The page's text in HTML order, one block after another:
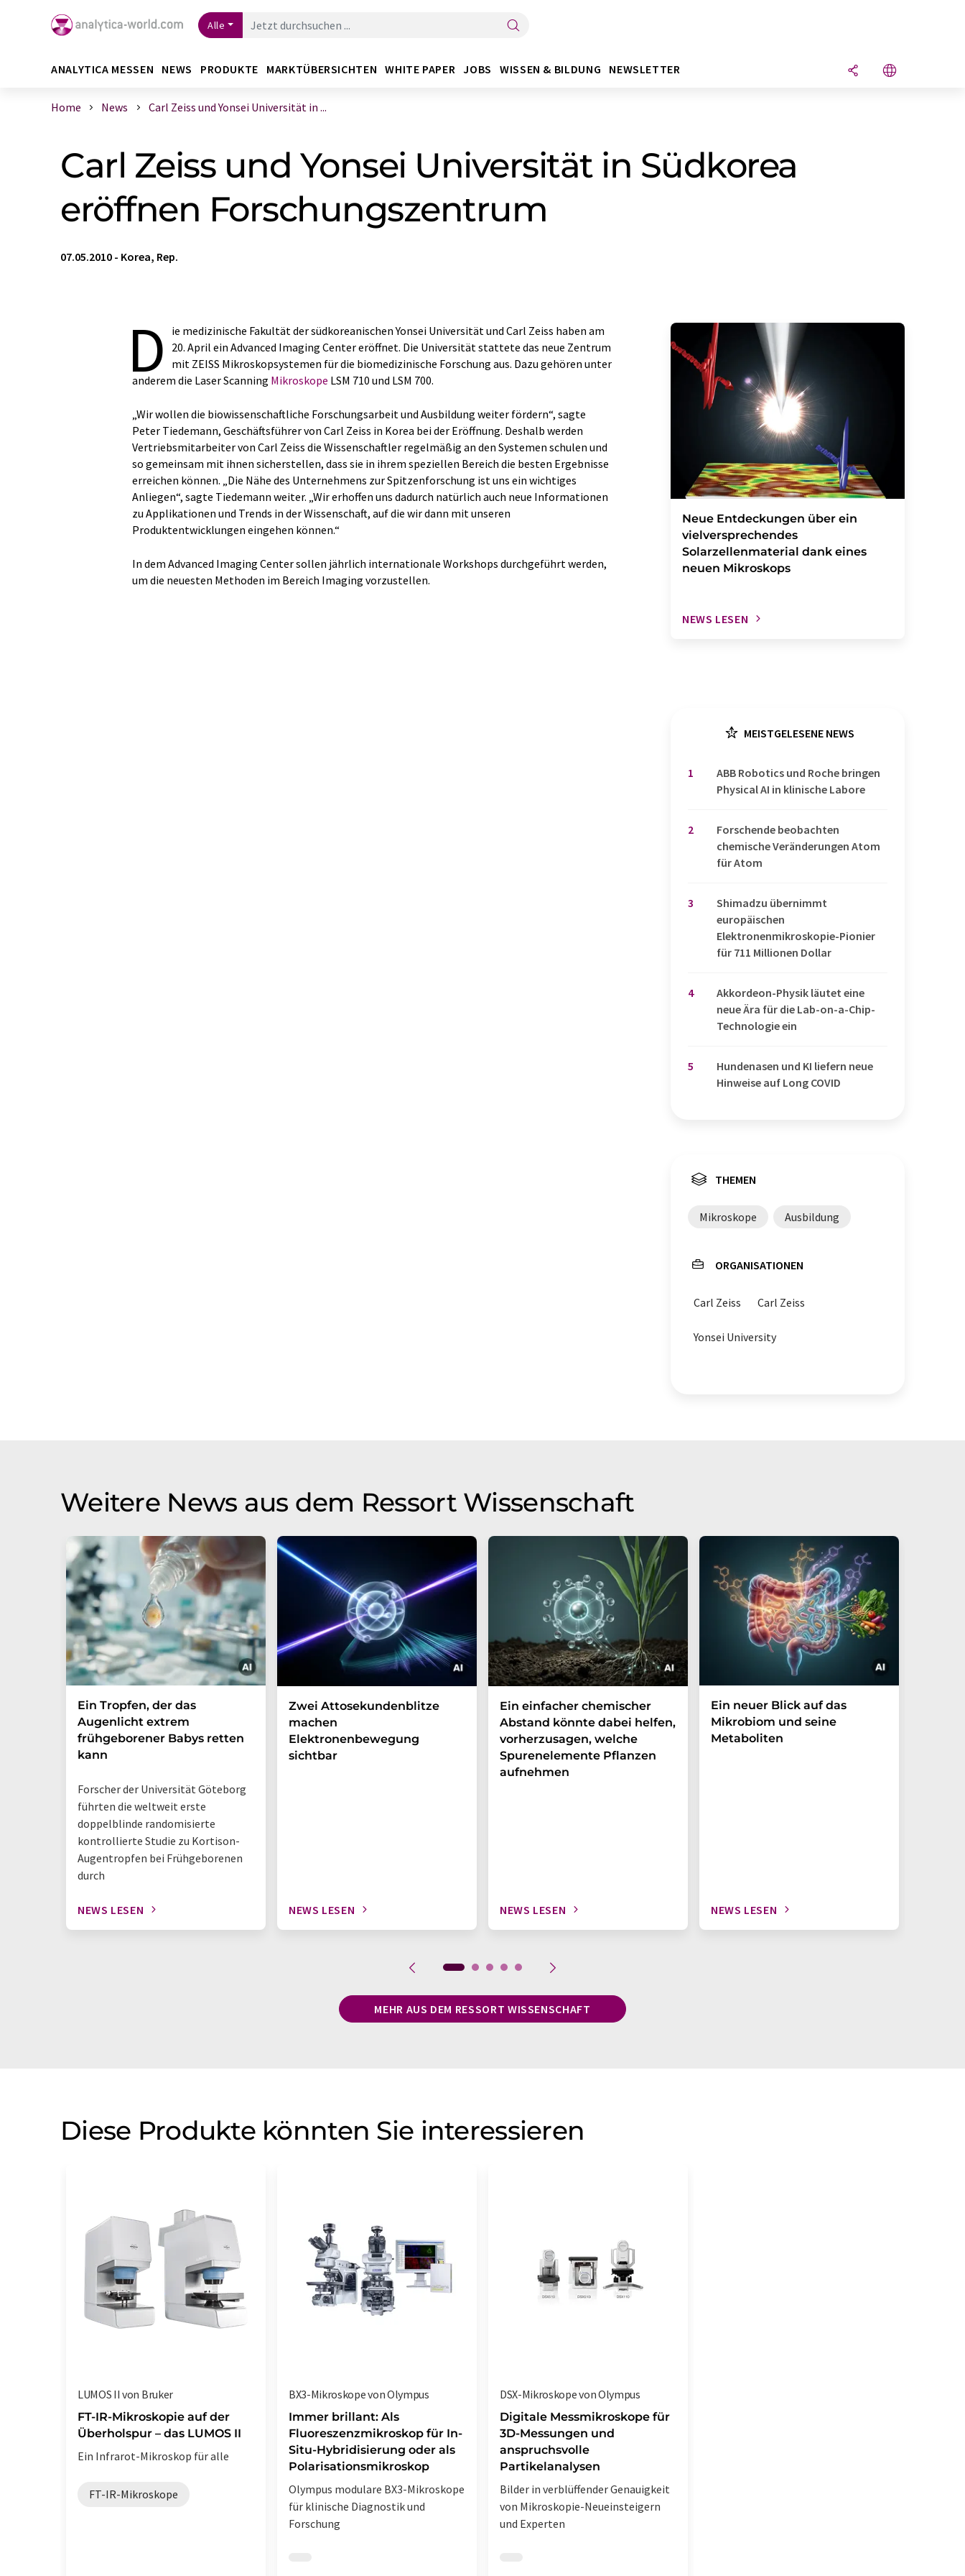
Alle
ANALYTICA MESSEN NEWS PRODUKTE MARKTÜBERSICHTEN WHITE PAPER JOBS WISSEN & BILDUNG NEWSLETTER
Home News Carl Zeiss und Yonsei Universität in ...
Carl Zeiss und Yonsei Universität in Südkorea
eröffnen Forschungszentrum
07.05.2010 - Korea, Rep.
D
ie medizinische Fakultät der südkoreanischen Yonsei Universität und Carl Zeiss haben am
20. April ein Advanced Imaging Center eröffnet. Die Universität stattete das neue Zentrum
mit ZEISS Mikroskopsystemen für die biomedizinische Forschung aus. Dazu gehören unter
anderem die Laser Scanning Mikroskope LSM 710 und LSM 700.
„Wir wollen die biowissenschaftliche Forschungsarbeit und Ausbildung weiter fördern“, sagte
Peter Tiedemann, Geschäftsführer von Carl Zeiss in Korea bei der Eröffnung. Deshalb werden
Vertriebsmitarbeiter von Carl Zeiss die Wissenschaftler regelmäßig an den Systemen schulen und
so gemeinsam mit ihnen sicherstellen, dass sie in ihrem speziellen Bereich die besten Ergebnisse
erreichen können. „Die Nähe des Unternehmens zur Spitzenforschung ist uns ein wichtiges
Anliegen“, sagte Tiedemann weiter. „Wir erhoffen uns dadurch natürlich auch neue Informationen
zu Applikationen und Trends in der Wissenschaft, auf die wir dann mit unseren
Produktentwicklungen eingehen können.“
In dem Advanced Imaging Center sollen jährlich internationale Workshops durchgeführt werden,
um die neuesten Methoden im Bereich Imaging vorzustellen.
Neue Entdeckungen über ein
vielversprechendes
Solarzellenmaterial dank eines
neuen Mikroskops
NEWS LESEN
MEISTGELESENE NEWS
1
​​​​​​​ABB Robotics und Roche bringen
Physical AI in klinische Labore
2
Forschende beobachten
chemische Veränderungen Atom
für Atom
3
Shimadzu übernimmt
europäischen
Elektronenmikroskopie-Pionier
für 711 Millionen Dollar
4
Akkordeon-Physik läutet eine
neue Ära für die Lab-on-a-Chip-
Technologie ein
5
Hundenasen und KI liefern neue
Hinweise auf Long COVID
THEMEN
Mikroskope Ausbildung
ORGANISATIONEN
Carl Zeiss Carl Zeiss
Yonsei University
Weitere News aus dem Ressort Wissenschaft
Ein Tropfen, der das
Augenlicht extrem
frühgeborener Babys retten
kann
Forscher der Universität Göteborg
führten die weltweit erste
doppelblinde randomisierte
kontrollierte Studie zu Kortison-
Augentropfen bei Frühgeborenen
durch
NEWS LESEN
Zwei Attosekundenblitze
machen
Elektronenbewegung
sichtbar
NEWS LESEN
Ein einfacher chemischer
Abstand könnte dabei helfen,
vorherzusagen, welche
Spurenelemente Pflanzen
aufnehmen
NEWS LESEN
Ein neuer Blick auf das
Mikrobiom und seine
Metaboliten
NEWS LESEN
MEHR AUS DEM RESSORT WISSENSCHAFT
Diese Produkte könnten Sie interessieren
LUMOS II von Bruker
FT-IR-Mikroskopie auf der
Überholspur – das LUMOS II
Ein Infrarot-Mikroskop für alle
FT-IR-Mikroskope
BX3-Mikroskope von Olympus
Immer brillant: Als
Fluoreszenzmikroskop für In-
Situ-Hybridisierung oder als
Polarisationsmikroskop
Olympus modulare BX3-Mikroskope
für klinische Diagnostik und
Forschung
DSX-Mikroskope von Olympus
Digitale Messmikroskope für
3D-Messungen und
anspruchsvolle
Partikelanalysen
Bilder in verblüffender Genauigkeit
von Mikroskopie-Neueinsteigern
und Experten